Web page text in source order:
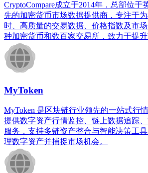
CryptoCompare成立于2014年，总部位于
先的加密货币市场数据提供商，专注于
时、高质量的交易数据、价格指数及市
种加密货币和数百家交易所，致力于提升
MyToken
MyToken 是区块链行业领先的一站式行
提供数字资产行情监控、链上数据追踪
服务，支持多链资产整合与智能决策工
理数字资产并捕捉市场机会。